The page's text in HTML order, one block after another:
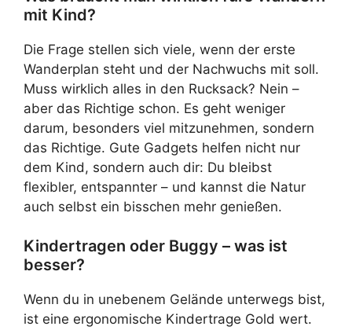
mit Kind?
Die Frage stellen sich viele, wenn der erste
Wanderplan steht und der Nachwuchs mit soll.
Muss wirklich alles in den Rucksack? Nein –
aber das Richtige schon. Es geht weniger
darum, besonders viel mitzunehmen, sondern
das Richtige. Gute Gadgets helfen nicht nur
dem Kind, sondern auch dir: Du bleibst
flexibler, entspannter – und kannst die Natur
auch selbst ein bisschen mehr genießen.
Kindertragen oder Buggy – was ist
besser?
Wenn du in unebenem Gelände unterwegs bist,
ist eine ergonomische Kindertrage Gold wert.